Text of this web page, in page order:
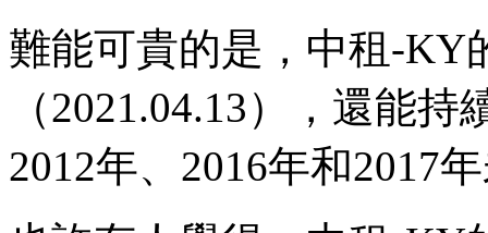
難能可貴的是，中租-KY
（2021.04.13），還能
2012年、2016年和2017